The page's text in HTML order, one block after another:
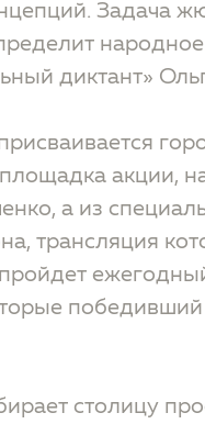
Задача
диктант»
акции,
а из
трансляция
столицу